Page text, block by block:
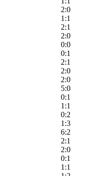
2:0
1:1
2:1
2:0
0:0
0:1
2:1
2:0
2:0
5:0
0:1
1:1
0:2
1:3
6:2
2:1
2:0
0:1
1:1